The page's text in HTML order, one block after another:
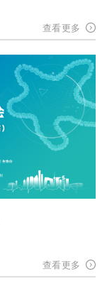
查看更多
查看更多